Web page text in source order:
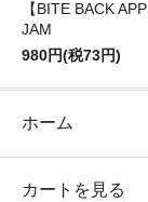
【BITE BACK
JAM
980円(税73円)
ホーム
カートを見る